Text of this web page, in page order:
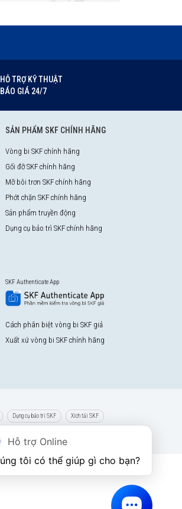
HỖ TRỢ KỸ THUẬT
BÁO GIÁ 24/7
SẢN PHẨM SKF CHÍNH HÃNG
Vòng bi SKF chính hãng
Gối đỡ SKF chính hãng
Mỡ bôi trơn SKF chính hãng
Phớt chặn SKF chính hãng
Sản phẩm truyền động
Dụng cụ bảo trì SKF chính hãng
SKF Authenticate App
Cách phân biệt vòng bi SKF giả
Xuất xứ vòng bi SKF chính hãng
Dụng cụ bảo trì SKF Xích tải SKF
Hỗ trợ Online
tôi có thể giúp gì cho bạn?